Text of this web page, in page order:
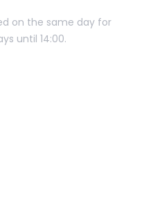
on the same day for
until 14:00.